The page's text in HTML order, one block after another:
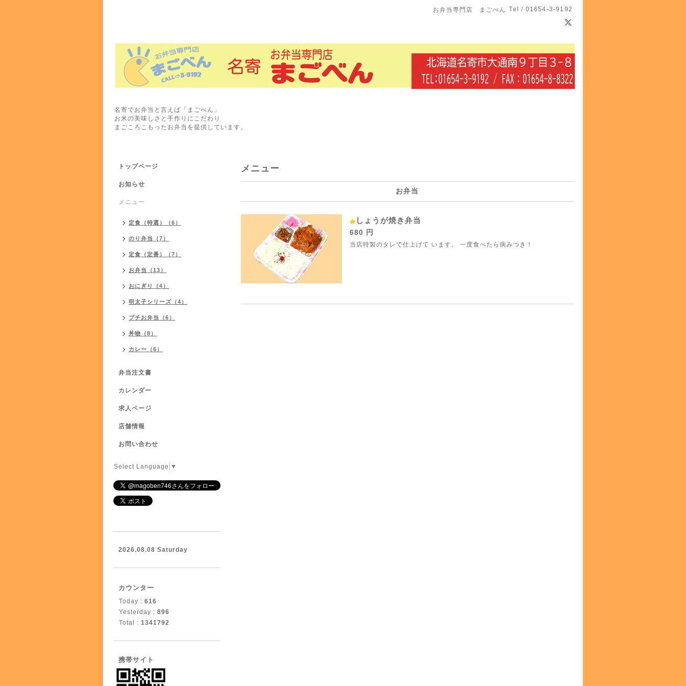
お弁当専門店 まごべん Tel / 01654-3-9192
名寄でお弁当と言えば「まごべん」
お米の美味しさと手作りにこだわり
まごころこもったお弁当を提供しています。
メニュー
お弁当
しょうが焼き弁当
680 円
当店特製のタレで仕上げて います。 一度食べたら病みつき！
トップページ
お知らせ
メニュー
定食（特選）（6）
のり弁当（7）
定食（定番）（7）
お弁当（13）
おにぎり（4）
明太子シリーズ（4）
プチお弁当（6）
丼物（8）
カレー（6）
弁当注文書
カレンダー
求人ページ
店舗情報
お問い合わせ
Select Language ▼
2026.08.08 Saturday
カウンター
Today : 616
Yesterday : 896
Total : 1341792
携帯サイト